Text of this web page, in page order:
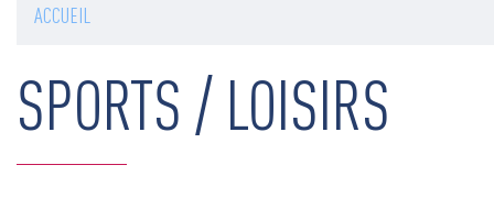
ACCUEIL
SPORTS / LOISIRS